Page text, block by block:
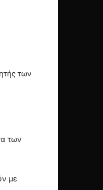
των
των
με